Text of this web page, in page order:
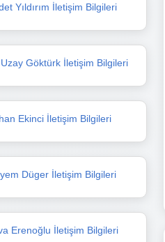
Yıldırım İletişim Bilgileri
Göktürk İletişim Bilgileri
Ekinci İletişim Bilgileri
Düger İletişim Bilgileri
Erenoğlu İletişim Bilgileri